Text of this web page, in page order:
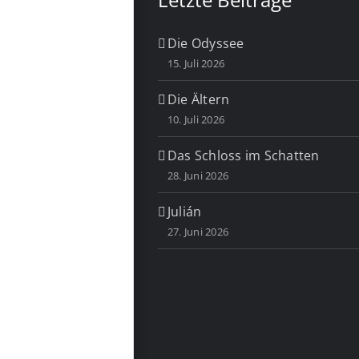
Die Odyssee
15. Juli 2026
Die Ältern
10. Juli 2026
Das Schloss im Schatten
28. Juni 2026
Julián
27. Juni 2026